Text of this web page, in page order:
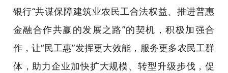
银行“共谋保障建筑业农民工合法权益、推进普惠
金融合作共赢的发展之路”的契机，积极加强合
作，让“民工惠”发挥更大效能，服务更多农民工群
体，助力企业加快扩大规模、转型升级步伐，促